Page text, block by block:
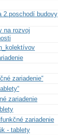
2.poschodí budovy
na rozvoj
zariadenie“
“
zariadenie
zariadenie
- tablety